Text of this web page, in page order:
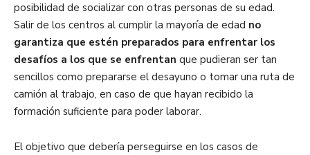
posibilidad de socializar con otras personas de su edad.
Salir de los centros al cumplir la mayoría de edad no
garantiza que estén preparados para enfrentar los
desafíos a los que se enfrentan que pudieran ser tan
sencillos como prepararse el desayuno o tomar una ruta de
camión al trabajo, en caso de que hayan recibido la
formación suficiente para poder laborar.
El objetivo que debería perseguirse en los casos de